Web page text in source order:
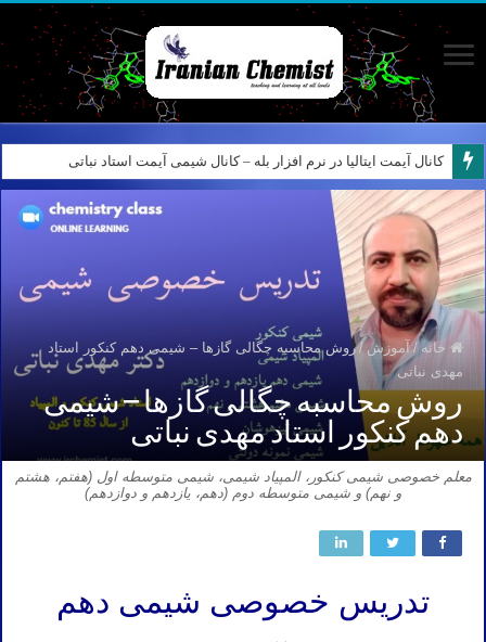
کانال آیمت ایتالیا در نرم افزار بله – کانال شیمی آیمت استاد نباتی
خانه / آموزش / روش محاسبه چگالی گازها – شیمی دهم کنکور استاد
مهدی نباتی
روش محاسبه چگالی گازها – شیمی
دهم کنکور استاد مهدی نباتی
معلم خصوصی شیمی کنکور، المپیاد شیمی، شیمی متوسطه اول (هفتم، هشتم
و نهم) و شیمی متوسطه دوم (دهم، یازدهم و دوازدهم)
تدریس خصوصی شیمی دهم